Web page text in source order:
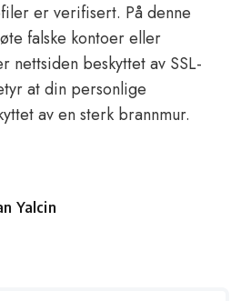
er verifisert. På denne
falske kontoer eller
nettsiden beskyttet av SSL-
at din personlige
av en sterk brannmur.
Yalcin